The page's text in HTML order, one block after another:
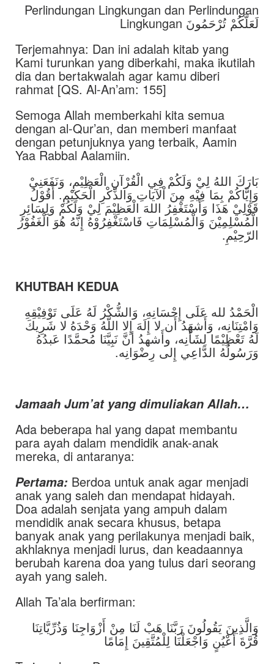
Perlindungan Lingkungan dan Perlindungan
Lingkungan لَعَلَّكُمْ تُرْحَمُونَ
Terjemahnya: Dan ini adalah kitab yang
Kami turunkan yang diberkahi, maka ikutilah
dia dan bertakwalah agar kamu diberi
rahmat [QS. Al-An’am: 155]
Semoga Allah memberkahi kita semua
dengan al-Qur’an, dan memberi manfaat
dengan petunjuknya yang terbaik, Aamin
Yaa Rabbal Aalamiin.
بَارَكَ اللهُ لِيْ وَلَكُمْ فِي الْقُرْآنِ الْعَظِيْمِ، وَنَفَعَنِيْ
وَإِيَّاكُمْ بِمَا فِيْهِ مِنَ اْلآيَاتِ وَالذِّكْرِ الْحَكِيْمِ. أَقُوْلُ
قَوْلِيْ هَذَا وَأَسْتَغْفِرُ اللهَ الْعَظِيْمَ لِيْ وَلَكُمْ وَلِسَائِرِ
الْمُسْلِمِيْنَ وَالْمُسْلِمَاتِ فَاسْتَغْفِرُوْهُ إِنّهُ هُوَ الْغَفُوْرُ
الرّحِيْمِ.
KHUTBAH KEDUA
الْحَمْدُ لله عَلَى إِحْسَانِهِ، وَالشُّكْرُ لَهُ عَلَى تَوْفِيْقِهِ
وَامْتِنَانِه، وَأَشهَدُ أَن لا إِلَهَ إِلا اللَّهُ وَحْدَهُ لا شَرِيكَ
لَهُ تَعْظِيْمًا لِشَأْنِه، وأَشهدُ أنَّ نَبِيَّنَا مُحمَّدًا عَبدُهُ
وَرَسُولُهُ الدَّاعِي إِلى رِضْوَانِه.
Jamaah Jum’at yang dimuliakan Allah…
Ada beberapa hal yang dapat membantu
para ayah dalam mendidik anak-anak
mereka, di antaranya:
Pertama: Berdoa untuk anak agar menjadi
anak yang saleh dan mendapat hidayah.
Doa adalah senjata yang ampuh dalam
mendidik anak secara khusus, betapa
banyak anak yang perilakunya menjadi baik,
akhlaknya menjadi lurus, dan keadaannya
berubah karena doa yang tulus dari seorang
ayah yang saleh.
Allah Ta’ala berfirman:
وَالَّذِينَ يَقُولُونَ رَبَّنَا هَبْ لَنَا مِنْ أَزْوَاجِنَا وَذُرِّيَّاتِنَا
قُرَّةَ أَعْيُنٍ وَاجْعَلْنَا لِلْمُتَّقِينَ إِمَامًا